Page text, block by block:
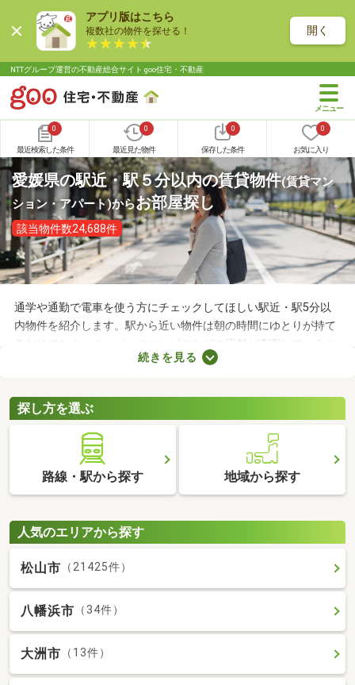
アプリ版はこちら
複数社の物件を探せる！ 開く
NTTグループ運営の不動産総合サイト goo住宅・不動産
0
最近検索した条件
0
最近見た物件
0
保存した条件
0
お気に入り
愛媛県の駅近・駅５分以内の賃貸物件(賃貸マン
ション・アパート)からお部屋探し
該当物件数24,688件
通学や通勤で電車を使う方にチェックしてほしい駅近・駅5分以
内物件を紹介します。駅から近い物件は朝の時間にゆとりが持て
るだけでなく、スーパーやコンビニなどの店舗が充実しているこ
とも魅力。物件数も多いので、間取りや家賃などから自由に選べ
ょう。
続きを見る
探し方を選ぶ
路線・駅から探す 地域から探す
人気のエリアから探す
松山市 （21425件）
八幡浜市 （34件）
大洲市 （13件）